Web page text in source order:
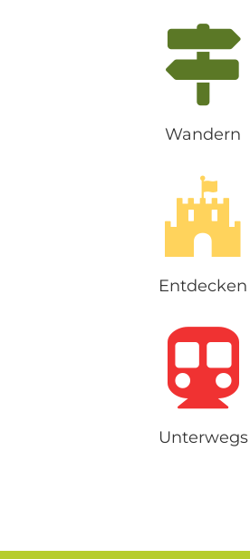
Wandern
Entdecken
Unterwegs